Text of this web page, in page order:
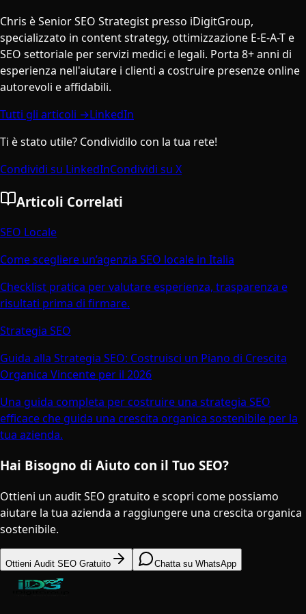
Chris è Senior SEO Strategist presso iDigitGroup,
specializzato in content strategy, ottimizzazione E-E-A-T e
SEO settoriale per servizi medici e legali. Porta 8+ anni di
esperienza nell'aiutare i clienti a costruire presenze online
autorevoli e affidabili.
Tutti gli articoli →LinkedIn
Ti è stato utile? Condividilo con la tua rete!
Condividi su LinkedInCondividi su X
Articoli Correlati
SEO Locale
Come scegliere un’agenzia SEO locale in Italia
Checklist pratica per valutare esperienza, trasparenza e
risultati prima di firmare.
Strategia SEO
Guida alla Strategia SEO: Costruisci un Piano di Crescita
Organica Vincente per il 2026
Una guida completa per costruire una strategia SEO
efficace che guida una crescita organica sostenibile per la
tua azienda.
Hai Bisogno di Aiuto con il Tuo SEO?
Ottieni un audit SEO gratuito e scopri come possiamo
aiutare la tua azienda a raggiungere una crescita organica
sostenibile.
Ottieni Audit SEO Gratuito Chatta su WhatsApp